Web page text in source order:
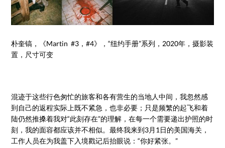
朴奎镐，《Martin #3，#4》，“纽约手册”系列，2020年，摄影装
置，尺寸可变
混迹于这些行色匆忙的旅客和各有营生的当地人中间，我忽然感
到自己的返程实际上既不紧急，也非必要；只是频繁的起飞和着
陆仍然推搡着我对“此刻存在”的理解，在每一个需要递出护照的时
刻，我的面容都应该并不相似。最终我来到3月1日的美国海关，
工作人员在为我盖下入境戳记后抬眼说：“你好紧张。”